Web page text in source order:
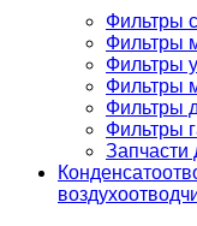
Фильтры
Фильтры
Фильтры
Фильтры
Фильтры
Фильтры
Запчасти